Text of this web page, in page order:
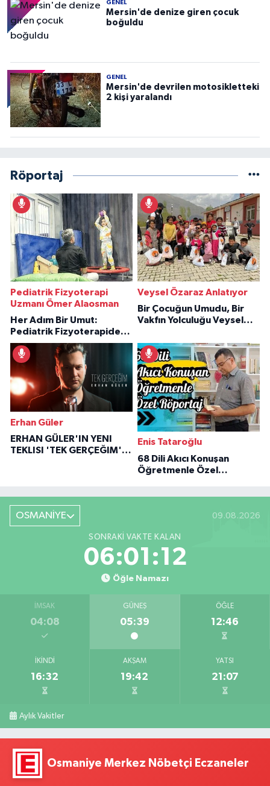
GENEL
Mersin'de denize giren çocuk
boğuldu
GENEL
Mersin'de devrilen motosikletteki
2 kişi yaralandı
Röportaj
Pediatrik Fizyoterapi
Uzmanı Ömer Alaosman
Her Adım Bir Umut:
Pediatrik Fizyoterapiden
İlham Veren Hikâyeler
Veysel Özaraz Anlatıyor
Bir Çocuğun Umudu, Bir
Vakfın Yolculuğu Veysel
Erhan Güler
ERHAN GÜLER'IN YENI
TEKLISI 'TEK GERÇEĞIM'LE
Enis Tataroğlu
68 Dili Akıcı Konuşan
Öğretmenle Özel
OSMANİYE 09.08.2026
SONRAKI VAKTE KALAN
06:01:11
Öğle Namazı
İMSAK
04:08
GÜNEŞ
05:39
ÖĞLE
12:46
İKINDI
16:32
AKŞAM
19:42
YATSI
21:07
Aylık Vakitler
Osmaniye Merkez Nöbetçi Eczaneler